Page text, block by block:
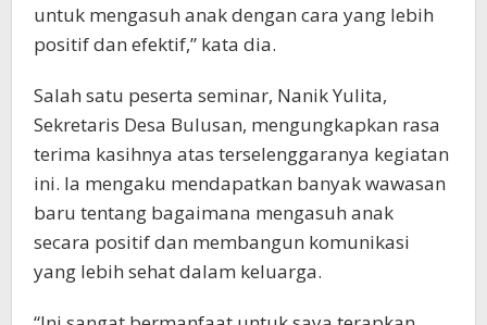
untuk mengasuh anak dengan cara yang lebih
positif dan efektif,” kata dia.
Salah satu peserta seminar, Nanik Yulita,
Sekretaris Desa Bulusan, mengungkapkan rasa
terima kasihnya atas terselenggaranya kegiatan
ini. Ia mengaku mendapatkan banyak wawasan
baru tentang bagaimana mengasuh anak
secara positif dan membangun komunikasi
yang lebih sehat dalam keluarga.